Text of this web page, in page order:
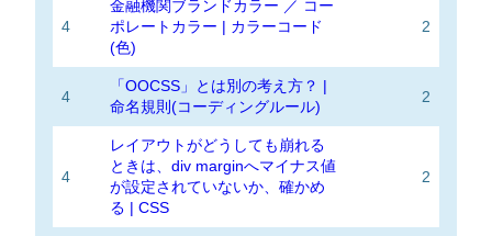
4
金融機関ブランドカラー ／ コー
ポレートカラー | カラーコード
(色)
2
4
「OOCSS」とは別の考え方？ |
命名規則(コーディングルール)
2
4
レイアウトがどうしても崩れる
ときは、div marginへマイナス値
が設定されていないか、確かめ
る | CSS
2